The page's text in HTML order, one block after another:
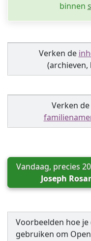
binnen
Verken de
Verken
Vandaag, precies
Joseph Rosar
Voorbeelden hoe
gebruiken om